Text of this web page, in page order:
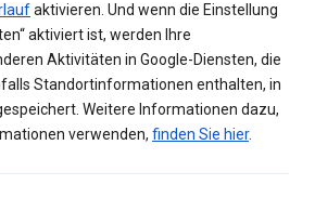
aktivieren. Und wenn die Einstellung
aktiviert ist, werden Ihre
Aktivitäten in Google-Diensten, die
Standortinformationen enthalten, in
Weitere Informationen dazu,
verwenden, finden Sie hier.